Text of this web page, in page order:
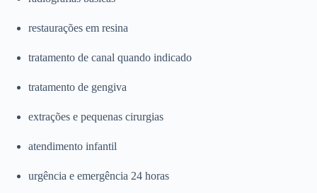
restaurações em resina
tratamento de canal quando indicado
tratamento de gengiva
extrações e pequenas cirurgias
atendimento infantil
urgência e emergência 24 horas